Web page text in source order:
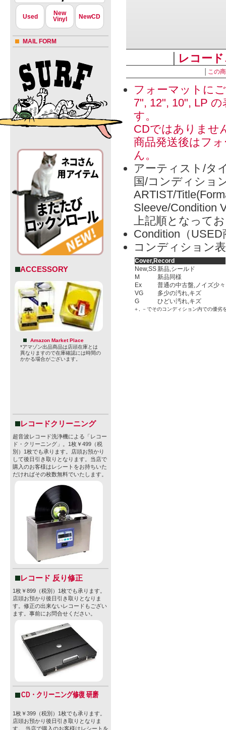
Used
New
Vinyl
NewCD
MAIL FORM
ACCESSORY
Amazon Market Place
*アマゾン出品商品は店頭在庫とは
異なりますので在庫確認には時間の
かかる場合がございます。
レコードクリーニング
超音波レコード洗浄機による「レコー
ド・クリーニング」。1枚￥499（税
別）1枚でも承ります。店頭お預かり
して後日引き取りとなります。当店で
購入のお客様はレシートをお持ちいた
だければその枚数無料でいたします。
レコード 反り修正
1枚￥899（税別）1枚でも承ります。
店頭お預かり後日引き取りとなりま
す。修正の出来ないレコードもござい
ます。事前にお問合せください。
CD・クリーニング修復 研磨
1枚￥399（税別）1枚でも承ります。
店頭お預かり後日引き取りとなりま
す。 当店で購入のお客様はレシートを
レコー
この
フォーマットに
7", 12", 10", LP
す。
CDではありませ
商品発送後はフ
ん。
アーティスト/タ
国/コンディショ
ARTIST/
Sleeve/Condition
上記順となって
Condition（
コンディション
Cover,Record
New,SS新品,シールド
M
新品同様
Ex
普通の中古盤,ノイズ少々
VG
多少の汚れ,キズ
G
ひどい汚れ,キズ
＋, －でそのコンディション内での優劣